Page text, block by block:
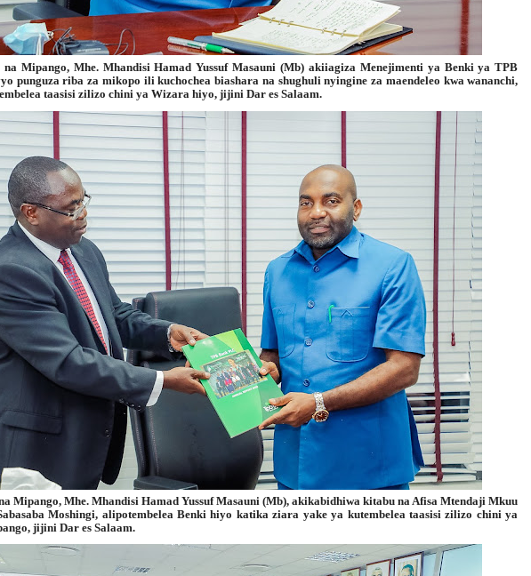
Mipango, Mhe. Mhandisi Hamad Yussuf Masauni (Mb) akiiagiza Menejimenti ya Benki ya TPB
punguza riba za mikopo ili kuchochea biashara na shughuli nyingine za maendeleo kwa wananchi,
taasisi zilizo chini ya Wizara hiyo, jijini Dar es Salaam.
Mipango, Mhe. Mhandisi Hamad Yussuf Masauni (Mb), akikabidhiwa kitabu na Afisa Mtendaji Mkuu
Moshingi, alipotembelea Benki hiyo katika ziara yake ya kutembelea taasisi zilizo chini ya
jijini Dar es Salaam.